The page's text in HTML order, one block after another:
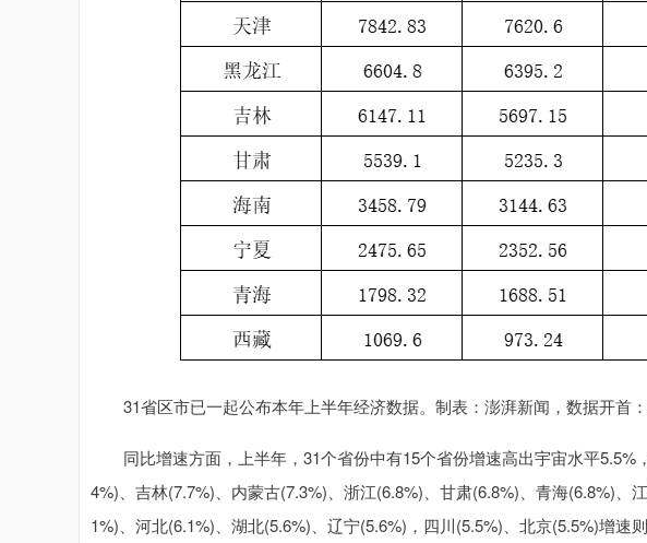
31省区市已一起公布本年上半年经济数据。​​​​制表：澎湃新闻，数据开首
同比增速方面，上半年，31个省份中有15个省份增速高出宇宙水平5.5%
4%)、吉林(7.7%)、内蒙古(7.3%)、浙江(6.8%)、甘肃(6.8%)、青海(6.8%)、
1%)、河北(6.1%)、湖北(5.6%)、辽宁(5.6%)，四川(5.5%)、北京(5.5%)增速